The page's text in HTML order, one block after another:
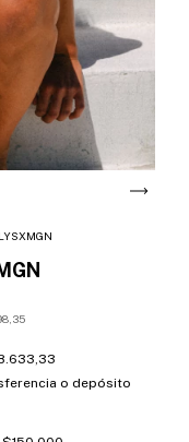
o depósito